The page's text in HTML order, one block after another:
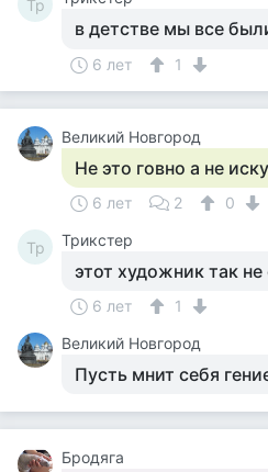
Tp
в детстве мы все
6 лет 1
Великий Новгород
Не это говно а не
6 лет 2 0
Tp Tpикcтep
этот художник так не
6 лет
1
Великий Новгород
Пусть мнит себя
Бродяга